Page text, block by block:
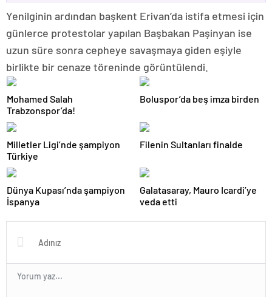
Yenilginin ardından başkent Erivan’da istifa etmesi için
günlerce protestolar yapılan Başbakan Paşinyan ise
uzun süre sonra cepheye savaşmaya giden eşiyle
birlikte bir cenaze töreninde görüntülendi.
Mohamed Salah
Trabzonspor’da!
Boluspor’da beş imza birden
Milletler Ligi’nde şampiyon
Türkiye
Filenin Sultanları finalde
Dünya Kupası’nda şampiyon
İspanya
Galatasaray, Mauro Icardi’ye
veda etti